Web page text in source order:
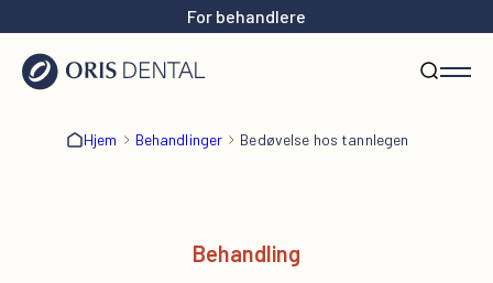
For behandlere
Hjem Behandlinger Bedøvelse hos tannlegen
Behandling